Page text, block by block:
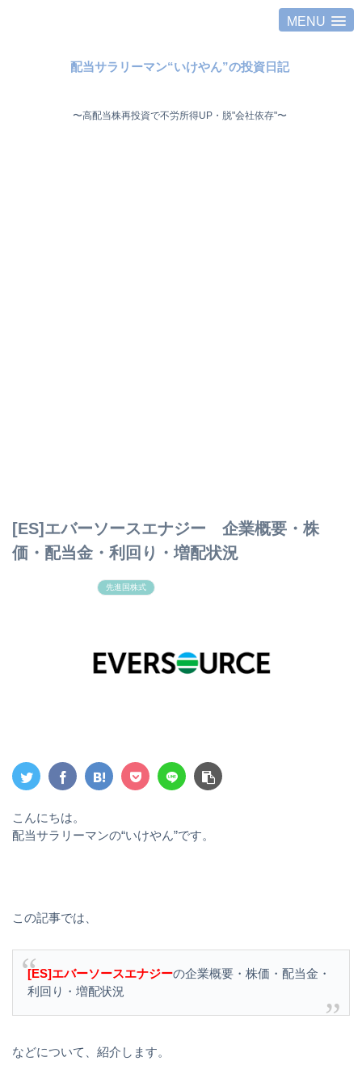
MENU
配当サラリーマン“いけやん”の投資日記 ​
〜高配当株再投資で不労所得UP・脱"会社依存"〜 ​
[ES]エバーソースエナジー 企業概要・株
価・配当金・利回り・増配状況
先進国株式
こんにちは。
配当サラリーマンの“いけやん”です。
この記事では、
[ES]エバーソースエナジーの企業概要・株価・配当金・
利回り・増配状況
などについて、紹介します。